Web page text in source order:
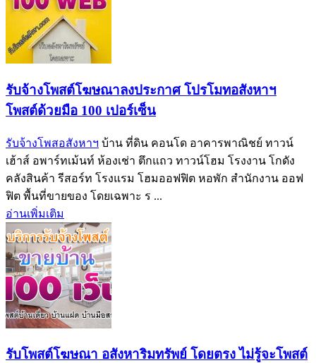
รับจ้างโพสต์โฆษณาลงประกาศ โปรโมทอสังหาฯ
โพสต์ด้วยมือ 100 เปอร์เซ็น
รับจ้างโพสอสังหาฯ บ้าน ที่ดิน คอนโด อาคารพาณิชย์ ทาวน์
เฮ้าส์ อพาร์ทเม้นท์ ห้องเช่า ตึกแถว ทาวน์โฮม โรงงาน โกดัง
คลังสินค้า รีสอร์ท โรงแรม โฮมออฟฟิต หอพัก สำนักงาน ออฟ
ฟิต พื้นที่ขายของ โดยเฉพาะ ร ...
อ่านเพิ่มเติม
รับโพสต์โฆษณา อสังหาริมทรัพย์ โดยตรง ไม่รู้จะโพสต์